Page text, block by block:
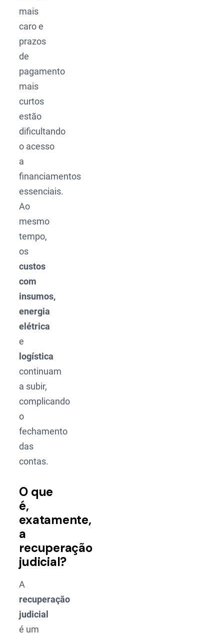
mais
caro e
prazos
de
pagamento
mais
curtos
estão
dificultando
o acesso
a
financiamentos
essenciais.
Ao
mesmo
tempo,
os
custos
com
insumos,
energia
elétrica
e
logística
continuam
a subir,
complicando
o
fechamento
das
contas.
O que
é,
exatamente,
a
recuperação
judicial?
A
recuperação
judicial
é um